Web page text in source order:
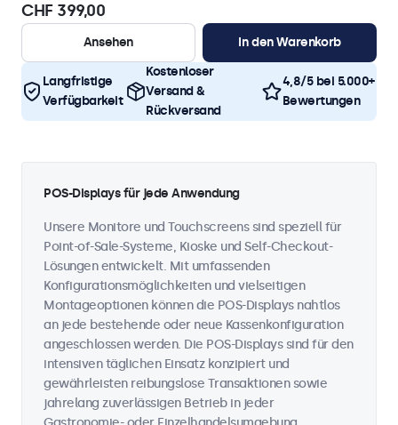
CHF 399,00
Ansehen In den Warenkorb
Langfristige
Verfügbarkeit
Kostenloser
Versand &
Rückversand
4,8/5 bei 5.000+
Bewertungen
POS-Displays für jede Anwendung
Unsere Monitore und Touchscreens sind speziell für
Point-of-Sale-Systeme, Kioske und Self-Checkout-
Lösungen entwickelt. Mit umfassenden
Konfigurationsmöglichkeiten und vielseitigen
Montageoptionen können die POS-Displays nahtlos
an jede bestehende oder neue Kassenkonfiguration
angeschlossen werden. Die POS-Displays sind für den
intensiven täglichen Einsatz konzipiert und
gewährleisten reibungslose Transaktionen sowie
jahrelang zuverlässigen Betrieb in jeder